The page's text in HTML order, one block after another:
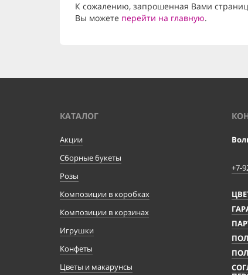
К сожалению, запрошенная Вами
Вы можете перейти на главную.
КАТАЛОГ
Акции
Сборные букеты
Розы
Композиции в коробках
Композиции в корзинах
Игрушки
Конфеты
Цветы и макарунсы
+7-